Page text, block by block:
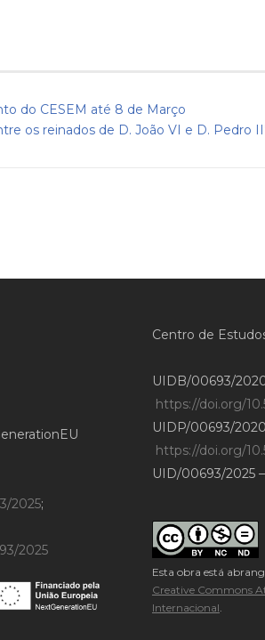
do CESEM até 8 de Março
os reinados de D. João VI e D. Pedro
2025;
2025
Centro de
UIDB/00693/
https://doi.org/
UIDP/00693/
https://doi.org/
UID/00693/2025 –
Esta obra está
Creative Commons
Internacional.